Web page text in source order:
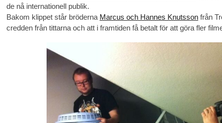
de nå internationell publik.
Bakom klippet står bröderna Marcus och Hannes Knutsson från
credden från tittarna och att i framtiden få betalt för att göra fler